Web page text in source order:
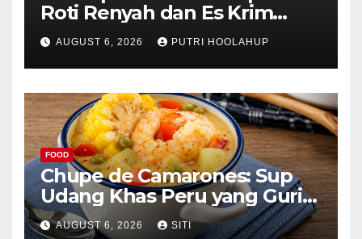
Roti Renyah dan Es Krim
Lembut yang Menggoda
AUGUST 6, 2026 PUTRI HOOLAHUP
FOOD
Chupe de Camarones: Sup
Udang Khas Peru yang Gurih
Lezat
AUGUST 6, 2026 SITI